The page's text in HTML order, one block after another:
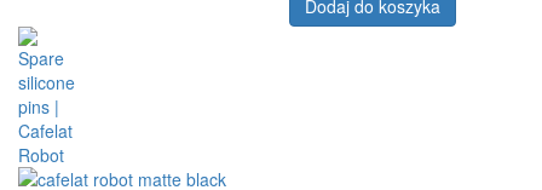
Dodaj do koszyka